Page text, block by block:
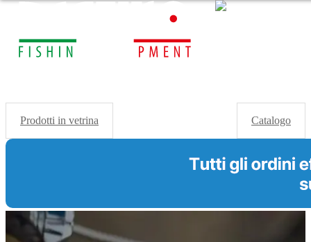
Prodotti in vetrina Catalogo